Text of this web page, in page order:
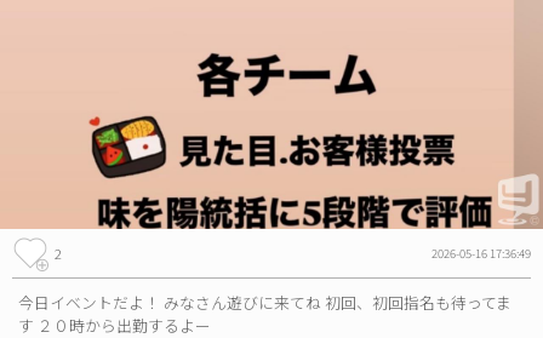
2 2026-05-16 17:36:49
今日イベントだよ！ みなさん遊びに来てね 初回、初回指名も待ってま
す ２０時から出勤するよー